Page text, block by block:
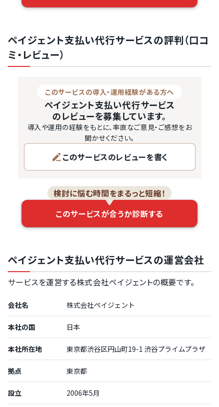
ペイジェント支払い代行サービスの評判（口コ
ミ・レビュー）
このサービスの導入・運用経験がある方へ
ペイジェント支払い代行サービス
のレビューを募集しています。
導入や運用の経験をもとに、率直なご意見・ご感想をお
聞かせください。
このサービスのレビューを書く
検討に悩む時間をまるっと短縮！
このサービスが合うか診断する
ペイジェント支払い代行サービスの運営会社
サービスを運営する株式会社ペイジェントの概要です。
会社名 株式会社ペイジェント
本社の国 日本
本社所在地 東京都渋谷区円山町19-1 渋谷プライムプラザ
拠点 東京都
設立 2006年5月